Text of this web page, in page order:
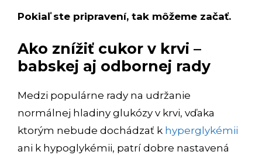
Pokiaľ ste pripravení, tak môžeme začať.
Ako znížiť cukor v krvi –
babskej aj odbornej rady
Medzi populárne rady na udržanie
normálnej hladiny glukózy v krvi, vďaka
ktorým nebude dochádzať k hyperglykémii
ani k hypoglykémii, patrí dobre nastavená